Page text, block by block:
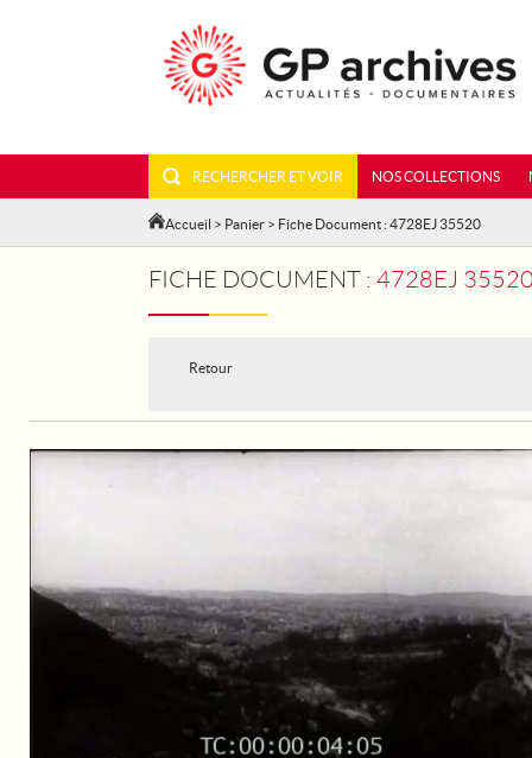
RECHERCHER ET VOIR NOS COLLECTIONS
Accueil > Panier > Fiche Document : 4728EJ 35520
FICHE DOCUMENT : 4728EJ 35520
Retour